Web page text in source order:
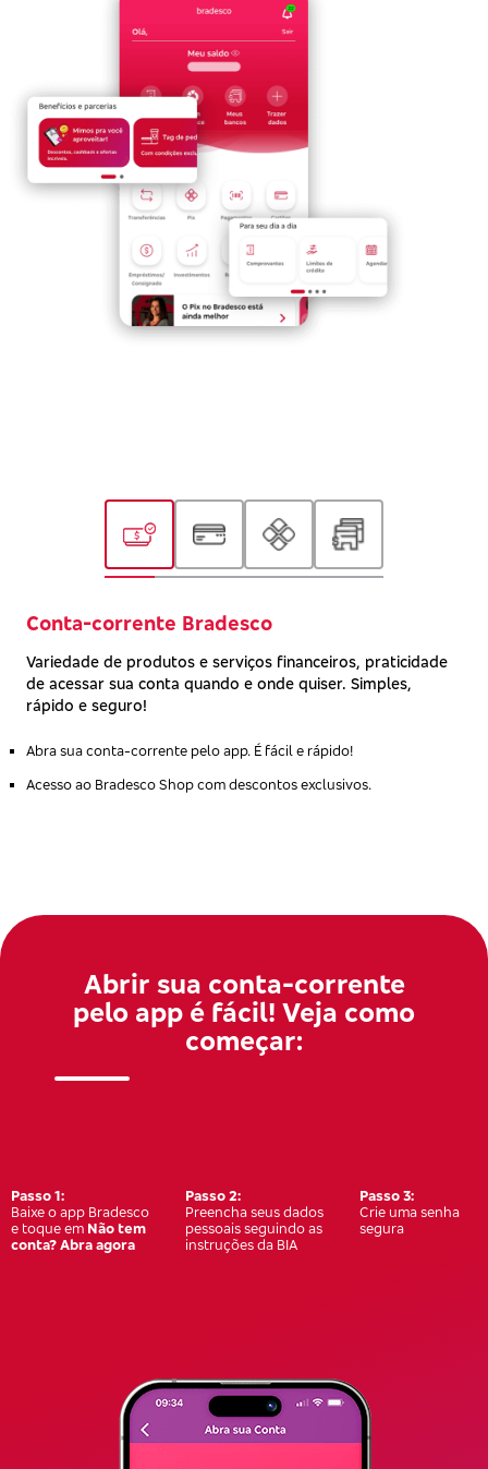
Conta-corrente Bradesco
Variedade de produtos e serviços financeiros, praticidade
de acessar sua conta quando e onde quiser. Simples,
rápido e seguro!
Abra sua conta-corrente pelo app. É fácil e rápido!
Acesso ao Bradesco Shop com descontos exclusivos.
Abrir sua conta-corrente
pelo app é fácil! Veja como
começar:
Passo1:
Baixe o app Bradesco
e toque em Não tem
conta? Abra agora
Passo2:
Preencha seus dados
pessoais seguindo as
instruções da BIA
Passo3:
Crie uma senha
segura